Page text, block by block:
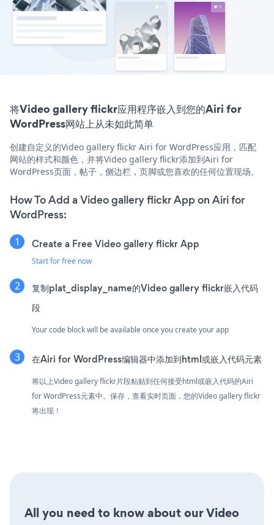
将Video gallery flickr应用程序嵌入到您的Airi for
WordPress网站上从未如此简单
创建自定义的Video gallery flickr Airi for WordPress应用，匹配
网站的样式和颜色，并将Video gallery flickr添加到Airi for
WordPress页面，帖子，侧边栏，页脚或您喜欢的任何位置现场。
How To Add a Video gallery flickr App on Airi for
WordPress:
Create a Free Video gallery flickr App
Start for free now
复制plat_display_name的Video gallery flickr嵌入代码
段
Your code block will be available once you create your app
在Airi for WordPress编辑器中添加到html或嵌入代码元素
将以上Video gallery flickr片段粘贴到任何接受html或嵌入代码的Airi
for WordPress元素中。保存，查看实时页面，您的Video gallery flickr
将出现！
All you need to know about our Video